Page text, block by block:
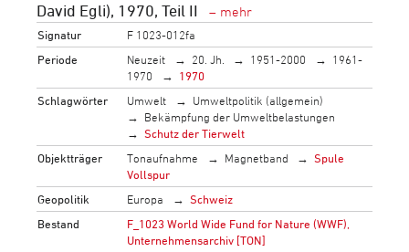
David Egli), 1970, Teil II
Signatur
F 1023-012fa
Periode
Neuzeit 20. Jh. 1951-2000
1961-
1970
1970
Schlagwörter
Umwelt
Umweltpolitik (allgemein)
Bekämpfung der Umweltbelastungen
Schutz der Tierwelt
Objektträger
Tonaufnahme Magnetband
Spule
Vollspur
Geopolitik
Europa
Schweiz
Bestand
F_1023 World Wide Fund for Nature (WWF),
Unternehmensarchiv [TON]